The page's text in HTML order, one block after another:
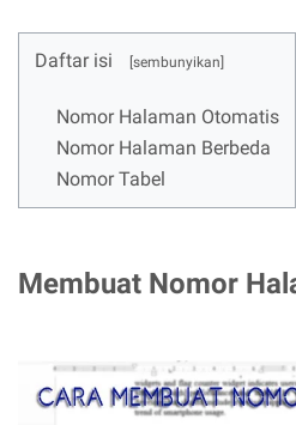
Daftar isi
Nomor Halaman Otomatis
Nomor Halaman Berbeda
Nomor Tabel
Membuat Nomor